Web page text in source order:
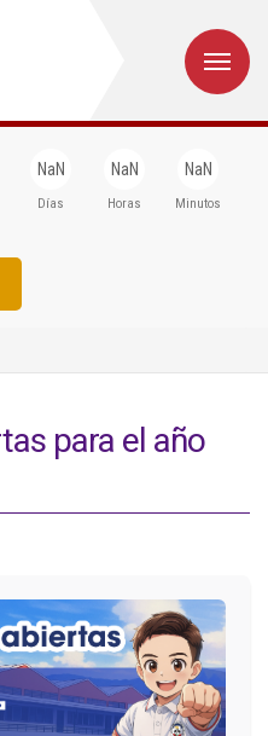
NaN
Días
NaN
Horas
NaN
Minutos
para el año